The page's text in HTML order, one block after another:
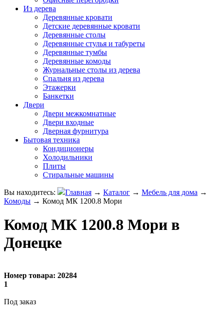
Из дерева
Деревянные кровати
Детские деревянные кровати
Деревянные столы
Деревянные стулья и табуреты
Деревянные тумбы
Деревянные комоды
Журнальные столы из дерева
Спальня из дерева
Этажерки
Банкетки
Двери
Двери межкомнатные
Двери входные
Дверная фурнитура
Бытовая техника
Кондиционеры
Холодильники
Плиты
Стиральные машины
Вы находитесь: Главная → Каталог → Мебель для дома →
Комоды → Комод МК 1200.8 Мори
Комод МК 1200.8 Мори в
Донецке
Номер товара: 20284
1
Под заказ